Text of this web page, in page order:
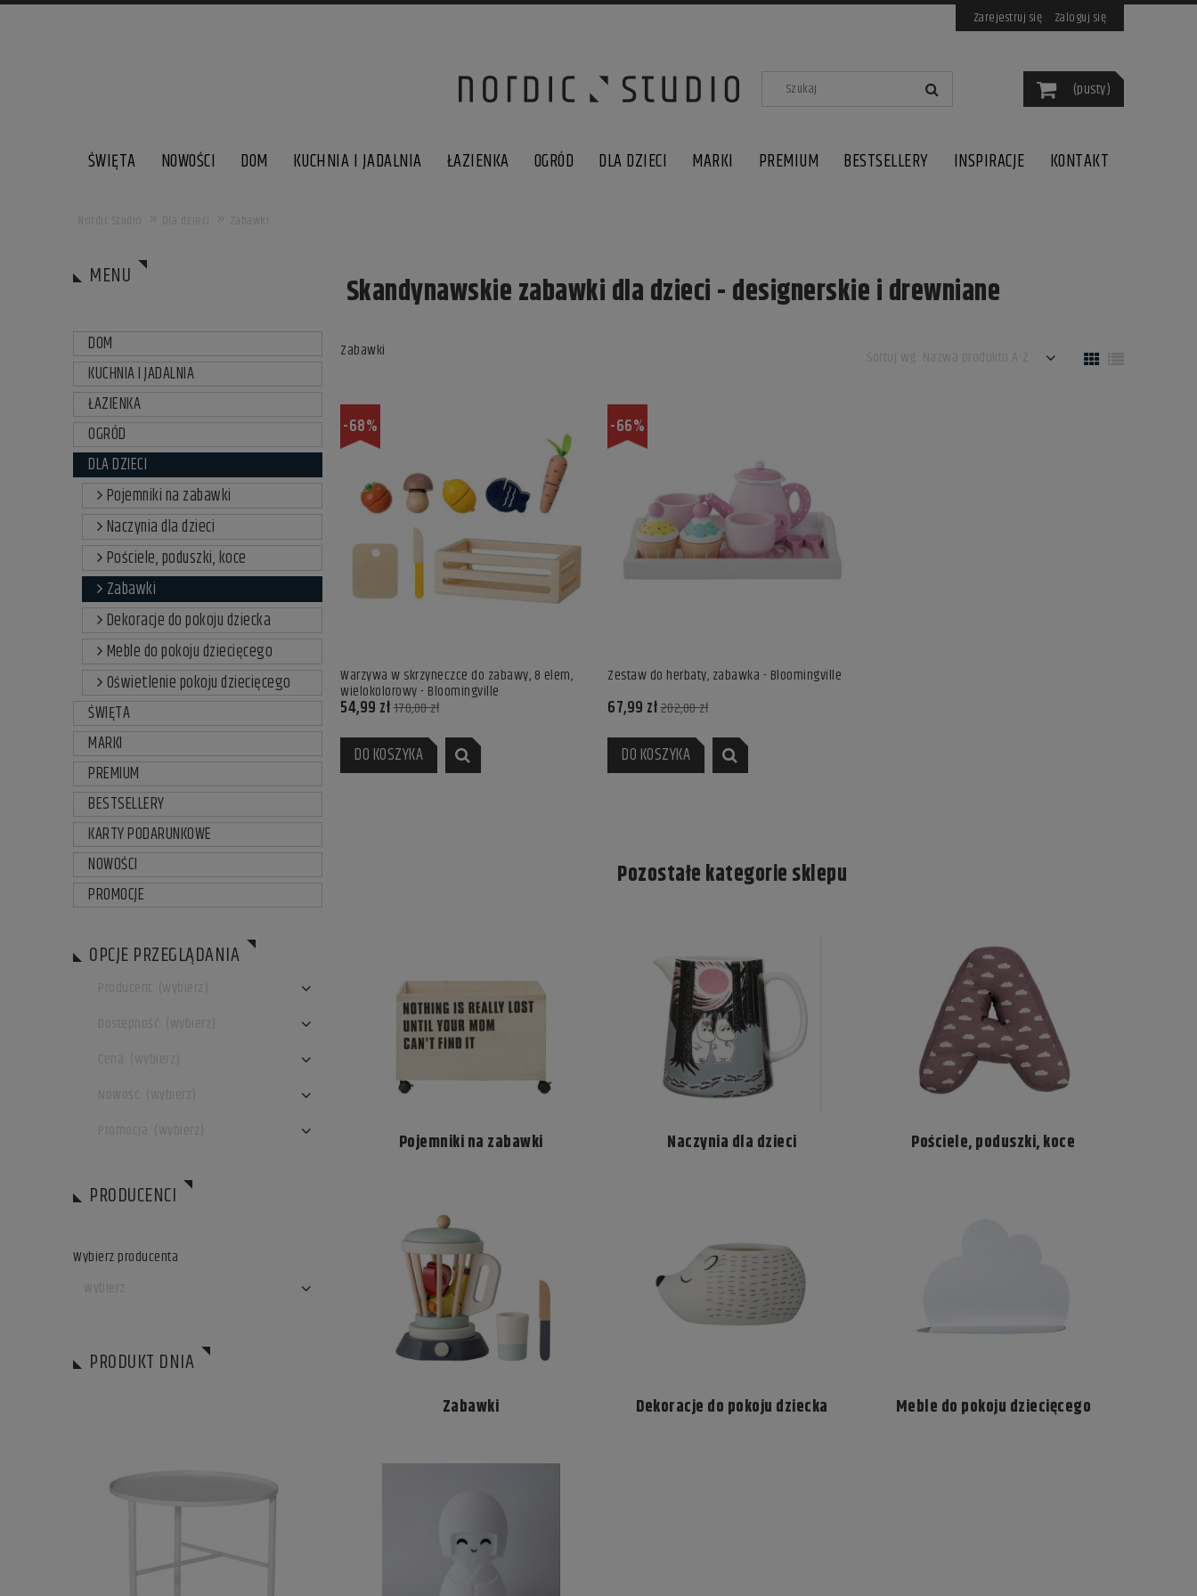
Zarejestruj się Zaloguj się
(pusty)
ŚWIĘTA NOWOŚCI DOM KUCHNIA I JADALNIA ŁAZIENKA OGRÓD DLA DZIECI MARKI PREMIUM BESTSELLERY INSPIRACJE KONTAKT
MENU
DOM
KUCHNIA I JADALNIA
ŁAZIENKA
OGRÓD
DLA DZIECI
Pojemniki na zabawki
Naczynia dla dzieci
Pościele, poduszki, koce
Zabawki
Dekoracje do pokoju dziecka
Meble do pokoju dziecięcego
Oświetlenie pokoju dziecięcego
ŚWIĘTA
MARKI
PREMIUM
BESTSELLERY
KARTY PODARUNKOWE
NOWOŚCI
PROMOCJE
OPCJE PRZEGLĄDANIA
PRODUCENCI
Wybierz producenta
PRODUKT DNIA
Skandynawskie zabawki dla dzieci - designerskie i drewniane
Zabawki
Warzywa w skrzyneczce do zabawy, 8 elem,
wielokolorowy - Bloomingville
54,99 zł170,00 zł
DO KOSZYKA
-68%
Zestaw do herbaty, zabawka - Bloomingville
67,99 zł202,00 zł
DO KOSZYKA
-66%
Pozostałe kategorie sklepu
Pojemniki na zabawki Naczynia dla dzieci Pościele, poduszki, koce
Zabawki Dekoracje do pokoju dziecka Meble do pokoju dziecięcego